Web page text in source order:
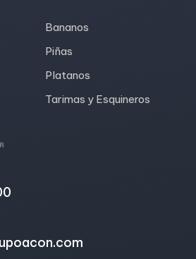
Bananos
Piñas
Platanos
Tarimas y Esquineros